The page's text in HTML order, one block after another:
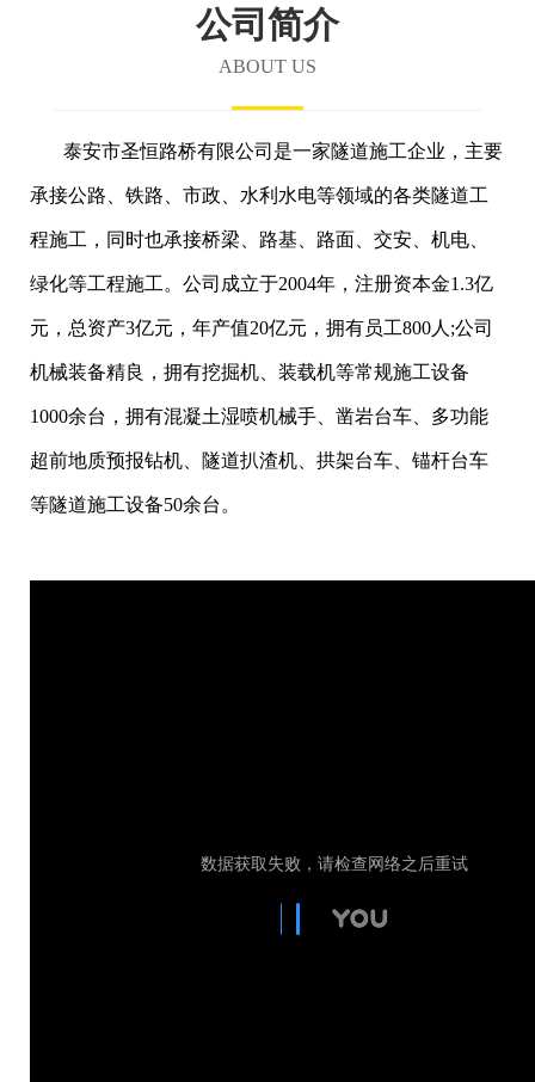
公司简介
ABOUT US
泰安市圣恒路桥有限公司是一家隧道施工企业，主要
承接公路、铁路、市政、水利水电等领域的各类隧道工
程施工，同时也承接桥梁、路基、路面、交安、机电、
绿化等工程施工。公司成立于2004年，注册资本金1.3亿
元，总资产3亿元，年产值20亿元，拥有员工800人;公司
机械装备精良，拥有挖掘机、装载机等常规施工设备
1000余台，拥有混凝土湿喷机械手、凿岩台车、多功能
超前地质预报钻机、隧道扒渣机、拱架台车、锚杆台车
等隧道施工设备50余台。